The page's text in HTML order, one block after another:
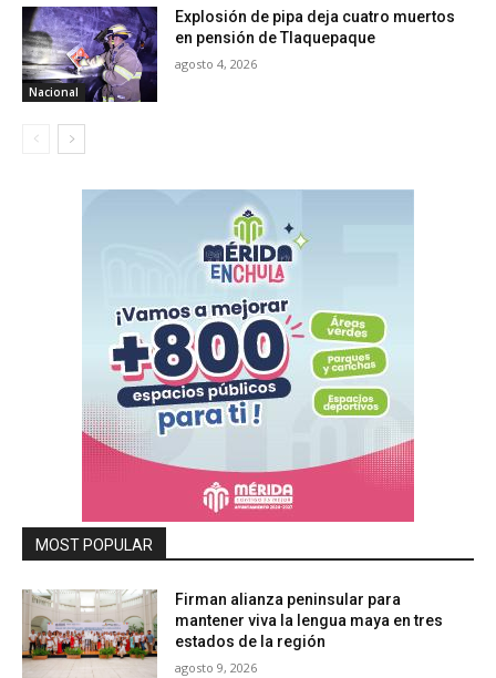
Nacional
Explosión de pipa deja cuatro muertos
en pensión de Tlaquepaque
agosto 4, 2026
MOST POPULAR
Firman alianza peninsular para
mantener viva la lengua maya en tres
estados de la región
agosto 9, 2026